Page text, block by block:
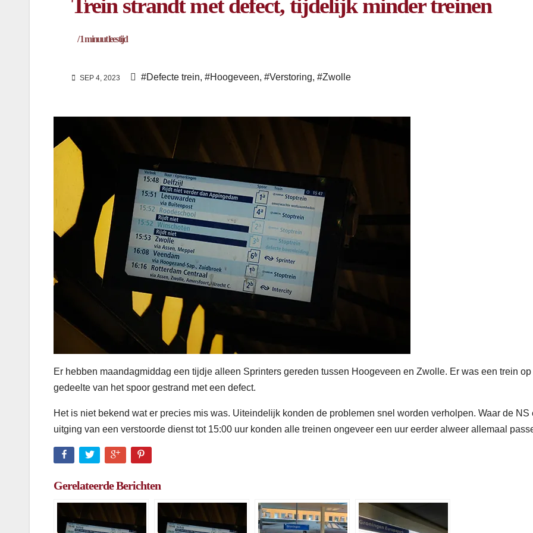
Trein strandt met defect, tijdelijk minder treinen
/1minuut leestijd
SEP 4, 2023 #Defecte trein, #Hoogeveen, #Verstoring, #Zwolle
Er hebben maandagmiddag een tijdje alleen Sprinters gereden tussen Hoogeveen en Zwolle. Er was een trein op
gedeelte van het spoor gestrand met een defect.
Het is niet bekend wat er precies mis was. Uiteindelijk konden de problemen snel worden verholpen. Waar de NS
uitging van een verstoorde dienst tot 15:00 uur konden alle treinen ongeveer een uur eerder alweer allemaal
Gerelateerde Berichten